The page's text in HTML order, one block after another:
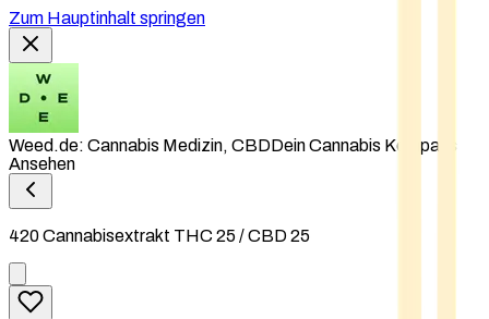
Zum Hauptinhalt springen
Weed.de: Cannabis Medizin, CBDDein Cannabis Kompass
Ansehen
420 Cannabisextrakt THC 25 / CBD 25